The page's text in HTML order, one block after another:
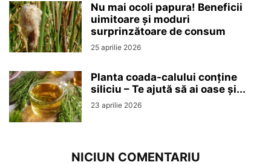
Nu mai ocoli papura! Beneficii
uimitoare și moduri
surprinzătoare de consum
25 aprilie 2026
Planta coada-calului conține
siliciu – Te ajută să ai oase și...
23 aprilie 2026
NICIUN COMENTARIU